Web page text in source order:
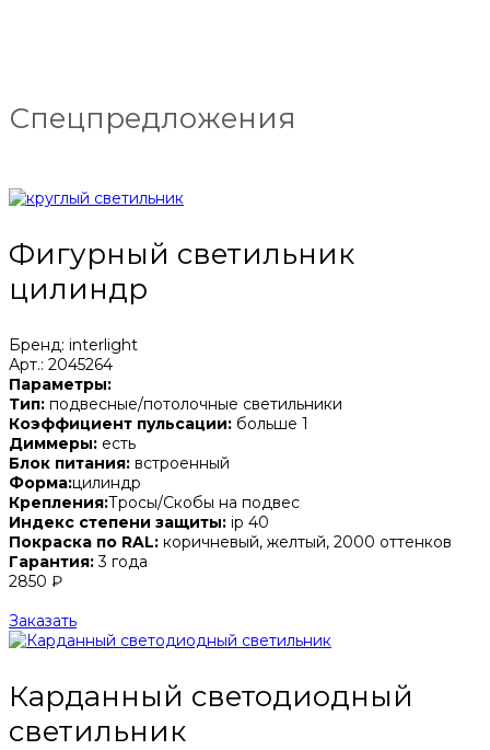
Спецпредложения
Фигурный светильник
цилиндр
Бренд: interlight
Арт.: 2045264
Параметры:
Тип: подвесные/потолочные светильники
Коэффициент пульсации: больше 1
Диммеры: есть
Блок питания: встроенный
Форма:цилиндр
Крепления:Тросы/Скобы на подвес
Индекс степени защиты: ip 40
Покраска по RAL: коричневый, желтый, 2000 оттенков
Гарантия:3 года
2850 ₽
Заказать
Карданный светодиодный
светильник